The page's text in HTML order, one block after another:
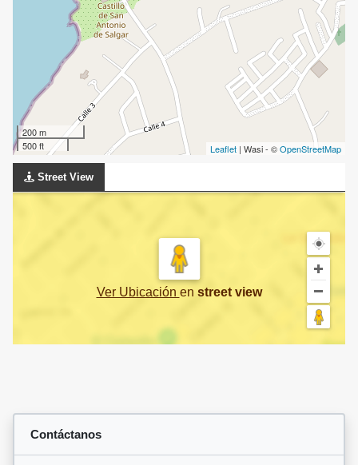
200 m
500 ft
Leaflet | Wasi - ©OpenStreetMap
Street View
Ver Ubicación en street view
Contáctanos